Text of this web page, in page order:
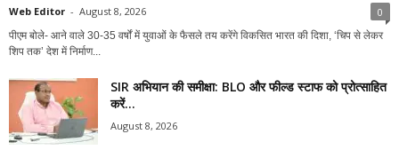
Web Editor - August 8, 2026 0
पीएम बोले- आने वाले 30-35 वर्षों में युवाओं के फैसले तय करेंगे विकसित भारत की दिशा, ‘चिप से लेकर
शिप तक’ देश में निर्माण...
SIR अभियान की समीक्षा: BLO और फील्ड स्टाफ को प्रोत्साहित
करें...
August 8, 2026